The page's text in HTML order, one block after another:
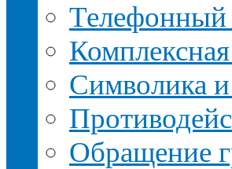
Телефонный
Символика
Обращение